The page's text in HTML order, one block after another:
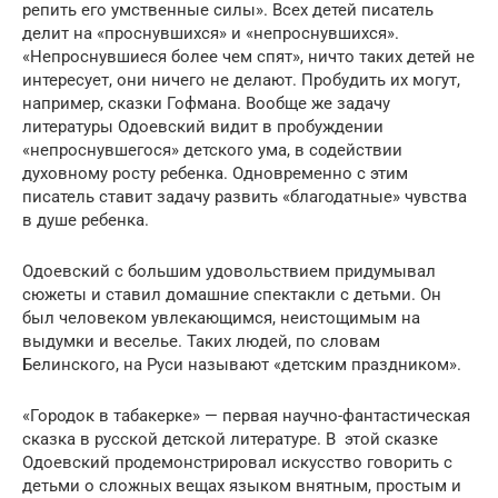
репить его умственные силы». Всех детей писатель
делит на «проснувшихся» и «непроснувшихся».
«Непроснувшиеся бо­лее чем спят», ничто таких детей не
интересует, они ничего не делают. Пробудить их могут,
например, сказки Гофмана. Вообще же задачу
литературы Одоевский видит в пробужде­нии
«непроснувшегося» детского ума, в содействии
духовно­му росту ребенка. Одновременно с этим
писатель ставит за­дачу развить «благодатные» чувства
в душе ребенка.
Одо­евский с большим удовольствием придумывал
сюжеты и ста­вил домашние спектакли с детьми. Он
был человеком увле­кающимся, неистощимым на
выдумки и веселье. Таких лю­дей, по словам
Белинского, на Руси называют «детским праздником».
«Городок в табакерке» — первая научно-фантастическая
сказка в русской детской литературе. В этой сказке
Одоевский продемонстрировал искусство говорить с
детьми о сложных вещах языком внятным, простым и